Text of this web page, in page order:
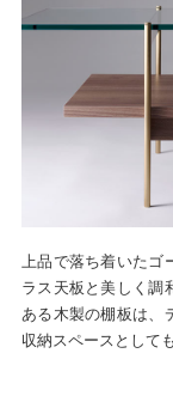
上品で落ち着いた
ラス天板と美しく調
ある木製の棚板は、
収納スペースとして